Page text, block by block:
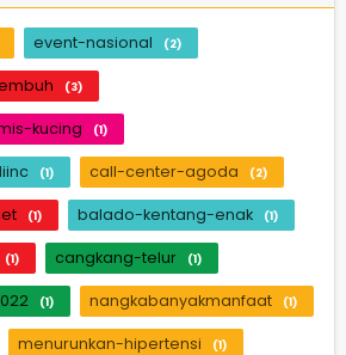
event-nasional (2)
(3)
kucing (1)
(1) call-center-agoda (2)
(1) balado-kentang-enak (1)
(1) cangkang-telur (1)
(1) nangkabanyakmanfaat (1)
menurunkan-hipertensi (1)